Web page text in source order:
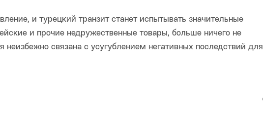
и турецкий транзит станет испытывать значительные
и прочие недружественные товары, больше ничего не
неизбежно связана с усугублением негативных последствий для